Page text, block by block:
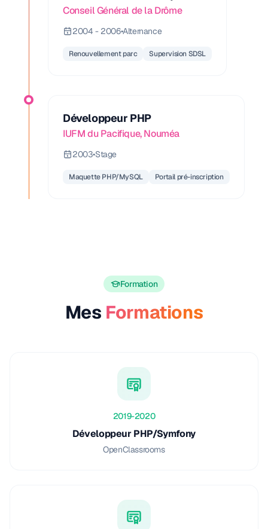
Conseil Général de la Drôme
2004 - 2006•Alternance
Renouvellement parc Supervision SDSL
Développeur PHP
IUFM du Pacifique, Nouméa
2003•Stage
Maquette PHP/MySQL Portail pré-inscription
Formation
Mes Formations
2019-2020
Développeur PHP/Symfony
OpenClassrooms